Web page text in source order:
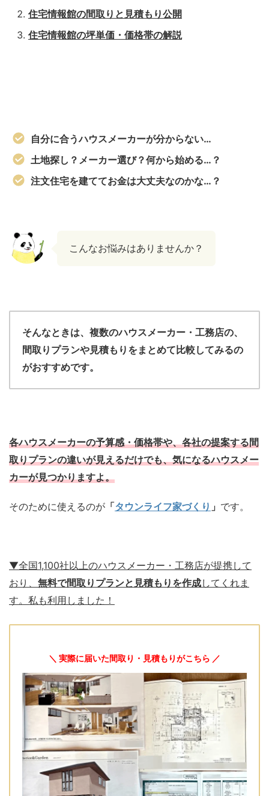
住宅情報館の間取りと見積もり公開
住宅情報館の坪単価・価格帯の解説
自分に合うハウスメーカーが分からない…
土地探し？メーカー選び？何から始める…？
注文住宅を建ててお金は大丈夫なのかな…？
こんなお悩みはありませんか？
そんなときは、複数のハウスメーカー・工務店の、
間取りプランや見積もりをまとめて比較してみるの
がおすすめです。
各ハウスメーカーの予算感・価格帯や、各社の提案する間
取りプランの違いが見えるだけでも、気になるハウスメー
カーが見つかりますよ。
そのために使えるのが 「タウンライフ家づくり 」 です。
▼全国1,100社以上のハウスメーカー・工務店が提携して
おり、 無料で間取りプランと見積もりを作成してくれま
す。私も利用しました！
＼ 実際に届いた間取り・見積もりがこちら ／